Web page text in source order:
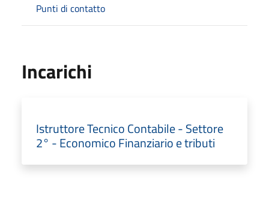
Punti di contatto
Incarichi
Istruttore Tecnico Contabile - Settore
2° - Economico Finanziario e tributi